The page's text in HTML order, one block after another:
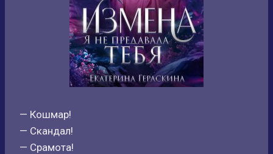
— Кошмар!
— Скандал!
— Срамота!